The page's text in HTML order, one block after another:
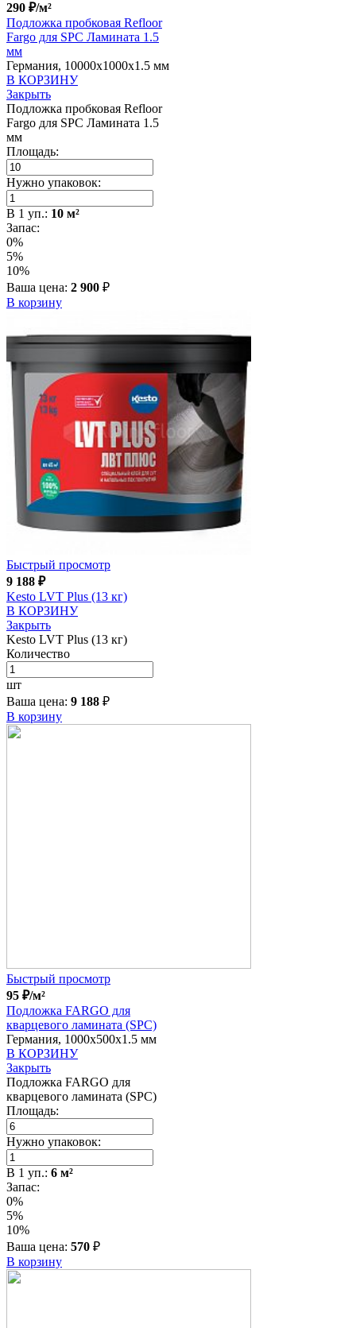
290 ₽/м²
Подложка пробковая Refloor
Fargo для SPC Ламината 1.5
мм
Германия, 10000x1000x1.5 мм
В КОРЗИНУ
Закрыть
Подложка пробковая Refloor
Fargo для SPC Ламината 1.5
мм
Площадь:
Нужно упаковок:
В 1 уп.: 10 м²
Запас:
0%
5%
10%
Ваша цена: 2 900 ₽
В корзину
Быстрый просмотр
9 188 ₽
Kesto LVT Plus (13 кг)
В КОРЗИНУ
Закрыть
Kesto LVT Plus (13 кг)
Количество
шт
Ваша цена: 9 188 ₽
В корзину
Быстрый просмотр
95 ₽/м²
Подложка FARGO для
кварцевого ламината (SPC)
Германия, 1000x500x1.5 мм
В КОРЗИНУ
Закрыть
Подложка FARGO для
кварцевого ламината (SPC)
Площадь:
Нужно упаковок:
В 1 уп.: 6 м²
Запас:
0%
5%
10%
Ваша цена: 570 ₽
В корзину